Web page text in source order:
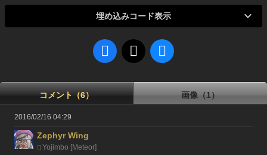
埋め込みコード表示
コメント（6） 画像（1）
2016/02/16 04:29
Zephyr Wing
Yojimbo [Meteor]